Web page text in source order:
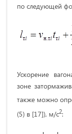
по следующей
Ускорение
зоне
также можно
(5) в [17]), м/с2: